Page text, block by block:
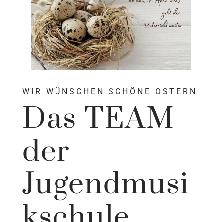
WIR WÜNSCHEN SCHÖNE OSTERN
Das TEAM
der
Jugendmusi